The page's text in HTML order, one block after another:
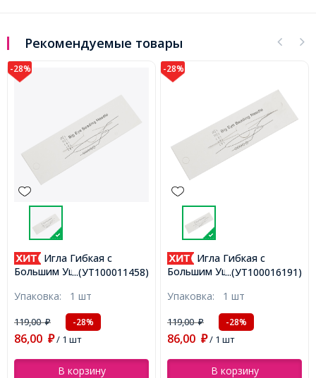
Рекомендуемые товары
...(УТ100011458)
Гибкая с
Ушком из
Тонкая,
75x0.3 мм,
0.1 мм,
1 шт
-28%
/ 1 шт
В корзину
...(УТ100016191)
Игла Гибкая с
Большим Ушком из
Бисерная, Тонкая,
Раздвоенная, 100x0.3мм,
Отверстие 0.1мм,
(УТ100016191)
Упаковка:1 шт
-28%
/ 1 шт
В корзину